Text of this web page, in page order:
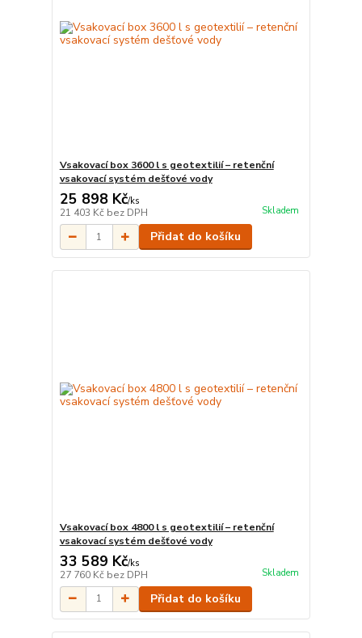
Vsakovací box 3600 l s geotextilií – retenční
vsakovací systém dešťové vody
25 898 Kč/ks
21 403 Kč bez DPH Skladem
Přidat do košíku
Vsakovací box 4800 l s geotextilií – retenční
vsakovací systém dešťové vody
33 589 Kč/ks
27 760 Kč bez DPH Skladem
Přidat do košíku